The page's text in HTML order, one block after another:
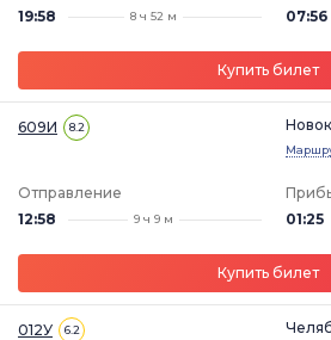
19:58
8 ч 52 м
07:56
Купить билет
609И 8.2
Отправление
12:58
9 ч 9 м
01:25
Купить билет
012У 6.2